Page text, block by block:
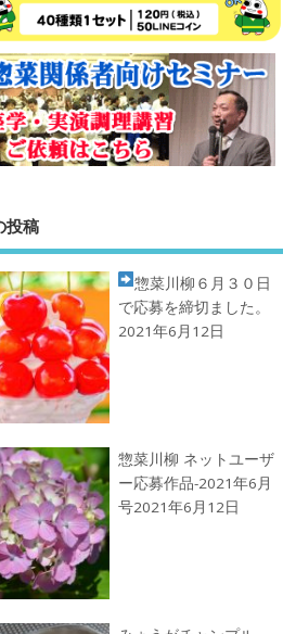
投稿
惣菜川柳 ６月３０日
で応募を締切ました。
2021年6月12日
惣菜川柳 ネットユーザ
ー応募作品-2021年6月
号2021年6月12日